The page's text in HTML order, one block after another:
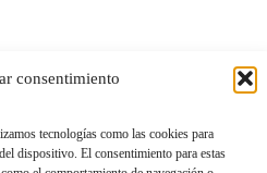
consentimiento
tecnologías como las cookies para
dispositivo. El consentimiento para estas